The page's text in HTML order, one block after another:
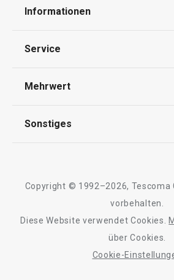
Informationen
Impressum
Service
Kontaktformular
Mehrwert
Qualität
Sonstiges
Barrierefreiheit
Copyright © 1992–2026, Tescoma
vorbehalten.
Diese Website verwendet Cookies.
über Cookies.
Cookie-